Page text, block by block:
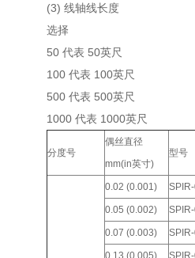
(3) 线轴线长度
选择
50 代表 50英尺
100 代表 100英尺
500 代表 500英尺
1000 代表 1000英尺
分度号
偶丝直径
mm(in英寸)
型号
0.02 (0.001)
0.05 (0.002)
0.07 (0.003)
0.13 (0.005)